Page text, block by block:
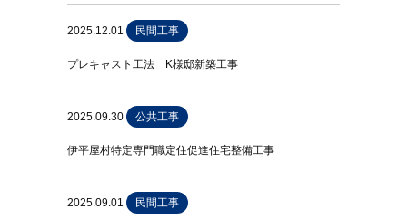
2025.12.01 民間工事
プレキャスト工法 K様邸新築工事
2025.09.30 公共工事
伊平屋村特定専門職定住促進住宅整備工事
2025.09.01 民間工事